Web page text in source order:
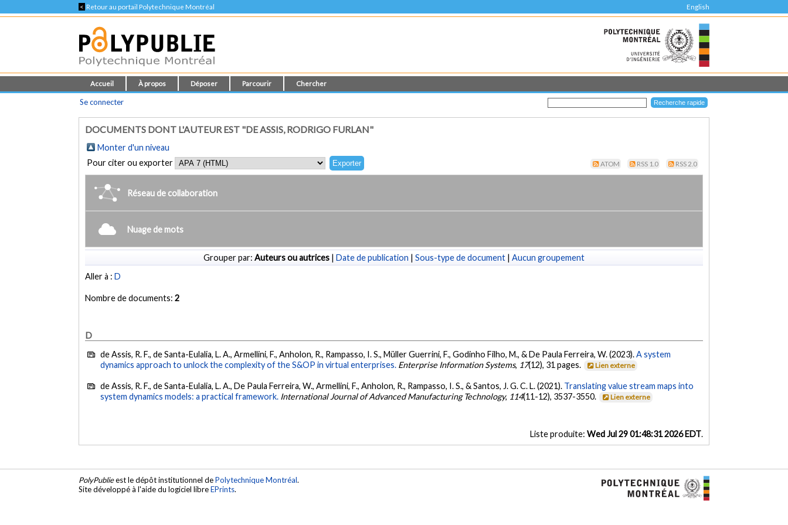
< Retour au portail Polytechnique Montréal English
Accueil À propos Déposer Parcourir Chercher
Se connecter
DOCUMENTS DONT L'AUTEUR EST "DE ASSIS, RODRIGO FURLAN"
Monter d'un niveau
Pour citer ou exporter
ATOM RSS 1.0 RSS 2.0
Réseau de collaboration
Nuage de mots
Grouper par: Auteurs ou autrices | Date de publication | Sous-type de document | Aucun groupement
Aller à :D
Nombre de documents:2
D
de Assis, R. F., de Santa-Eulalia, L. A., Armellini, F., Anholon, R., Rampasso, I. S., Müller Guerrini, F., Godinho Filho, M., & De Paula Ferreira, W. (2023).A system
dynamics approach to unlock the complexity of the S&OP in virtual enterprises. Enterprise Information Systems, 17(12), 31 pages. Lien externe
de Assis, R. F., de Santa-Eulalia, L. A., De Paula Ferreira, W., Armellini, F., Anholon, R., Rampasso, I. S., & Santos, J. G. C. L. (2021). Translating value stream maps into
system dynamics models: a practical framework. International Journal of Advanced Manufacturing Technology, 114(11-12), 3537-3550. Lien externe
Liste produite: Wed Jul 29 01:48:31 2026 EDT.
PolyPublieest le dépôt institutionnel dePolytechnique Montréal.
Site développé à l'aide du logiciel libreEPrints.